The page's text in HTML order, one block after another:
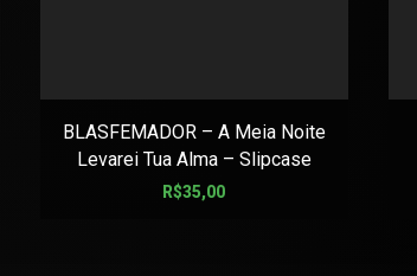
BLASFEMADOR – A Meia Noite
Levarei Tua Alma – Slipcase
R$35,00